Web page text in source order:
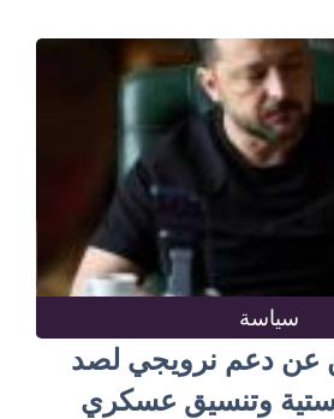
سياسة
عن دعم نرويجي لصد
وتنسيق عسكري